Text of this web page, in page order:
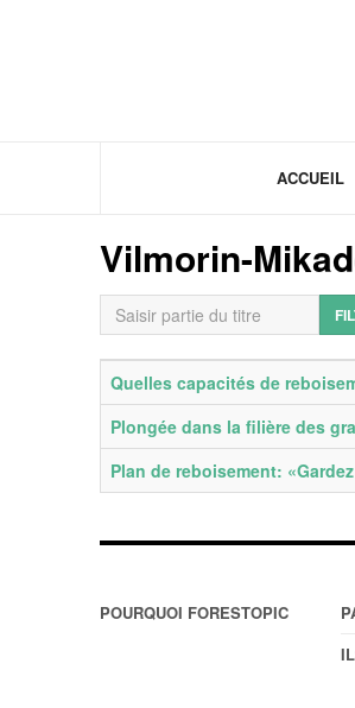
ACCUEIL
Vilmorin-
Saisir partie du titre
Titre Date de publication
Quelles capacités de
Plongée dans la filière des
Plan de reboisement:
POURQUOI FORESTOPIC